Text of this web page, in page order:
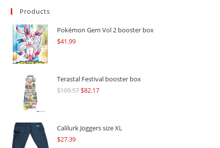
Products
Pokémon Gem Vol 2 booster box
$41.99
Terastal Festival booster box
$109.57Original
$109.57.
$82.17Current
$82.17.
Calilurk Joggers size XL
$27.39